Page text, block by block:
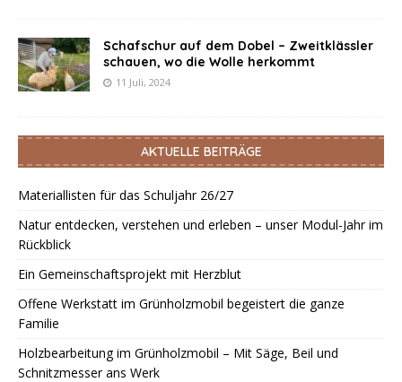
Schafschur auf dem Dobel – Zweitklässler
schauen, wo die Wolle herkommt
11 Juli, 2024
AKTUELLE BEITRÄGE
Materiallisten für das Schuljahr 26/27
Natur entdecken, verstehen und erleben – unser Modul-Jahr im
Rückblick
Ein Gemeinschaftsprojekt mit Herzblut
Offene Werkstatt im Grünholzmobil begeistert die ganze
Familie
Holzbearbeitung im Grünholzmobil – Mit Säge, Beil und
Schnitzmesser ans Werk